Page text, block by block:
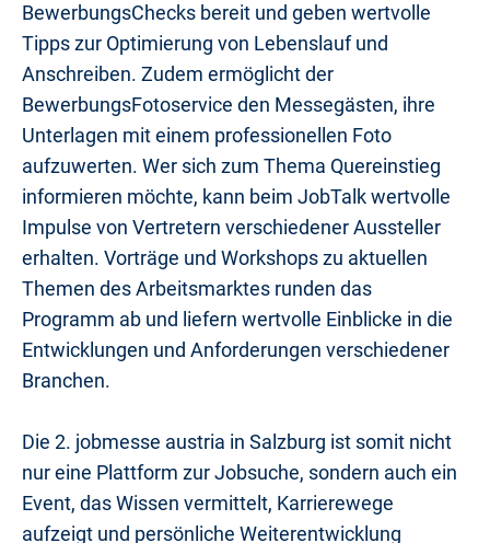
BewerbungsChecks bereit und geben wertvolle
Tipps zur Optimierung von Lebenslauf und
Anschreiben. Zudem ermöglicht der
BewerbungsFotoservice den Messegästen, ihre
Unterlagen mit einem professionellen Foto
aufzuwerten. Wer sich zum Thema Quereinstieg
informieren möchte, kann beim JobTalk wertvolle
Impulse von Vertretern verschiedener Aussteller
erhalten. Vorträge und Workshops zu aktuellen
Themen des Arbeitsmarktes runden das
Programm ab und liefern wertvolle Einblicke in die
Entwicklungen und Anforderungen verschiedener
Branchen.
Die 2. jobmesse austria in Salzburg ist somit nicht
nur eine Plattform zur Jobsuche, sondern auch ein
Event, das Wissen vermittelt, Karrierewege
aufzeigt und persönliche Weiterentwicklung